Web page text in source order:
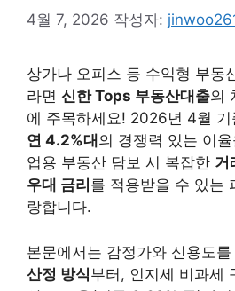
4월 7, 2026 작성자:
상가나 오피스 등 수익형 부동
라면 신한 Tops 부동산대출의
에 주목하세요! 2026년 4월 기
연 4.2%대 의 경쟁력 있는 이
업용 부동산 담보 시 복잡한 거
우대 금리 를 적용받을 수 있는
랑합니다.
본문에서는 감정가와 신용도
산정 방식부터, 인지세 비과세